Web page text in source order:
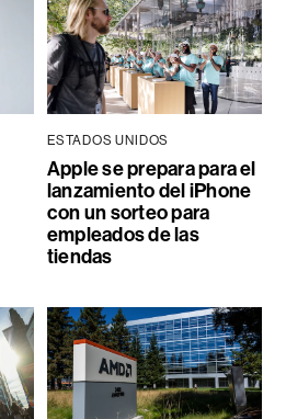
ESTADOS UNIDOS
Apple se prepara para el
lanzamiento del iPhone
con un sorteo para
empleados de las
tiendas